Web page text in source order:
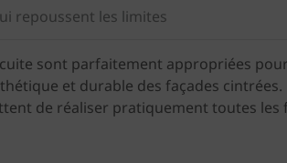
repoussent les limites
sont parfaitement appropriées
et durable des façades cintrées.
de réaliser pratiquement toutes les